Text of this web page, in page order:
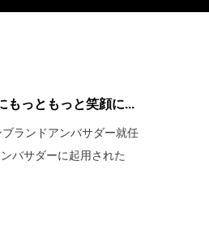
もっともっと笑顔に...
ランドアンバサダー就任
バサダーに起用された